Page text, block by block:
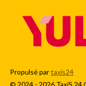
Propulsé partaxis24
© 2024 - 2026 TaxiS 24